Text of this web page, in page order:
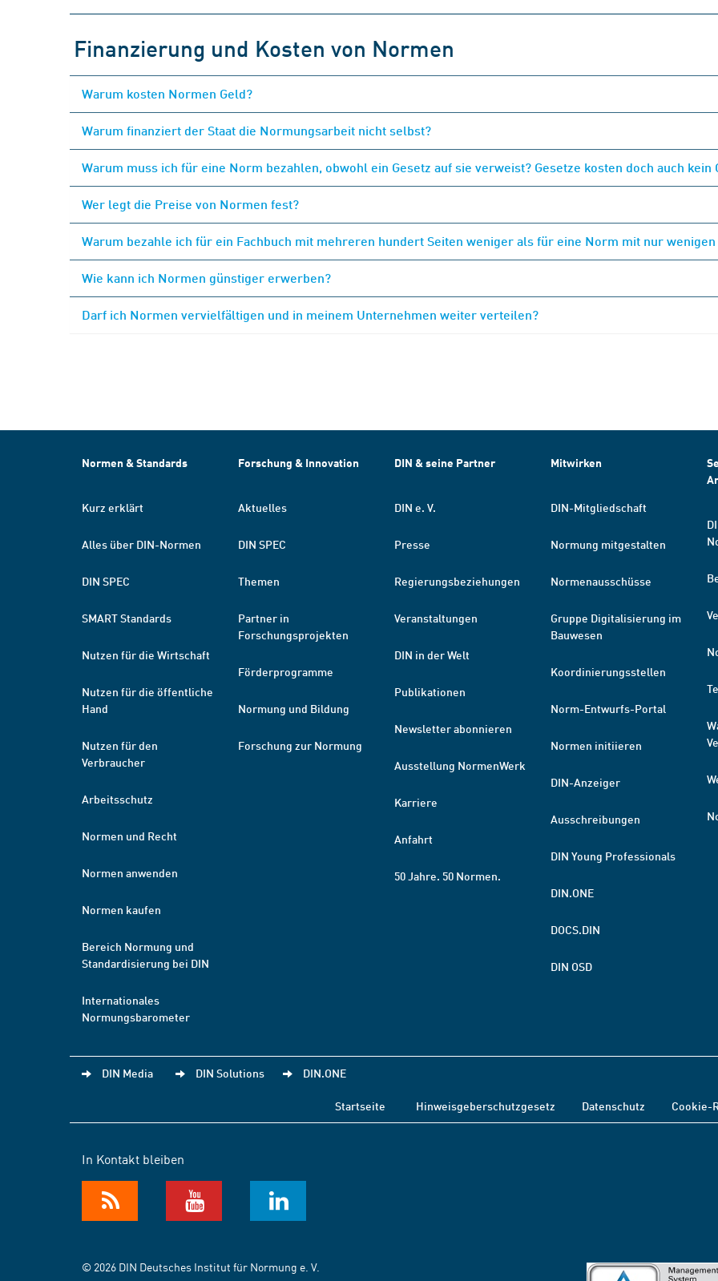
Finanzierung und Kosten von Normen
Warum kosten Normen Geld?
Warum finanziert der Staat die Normungsarbeit nicht selbst?
Warum muss ich für eine Norm bezahlen, obwohl ein Gesetz auf sie verweist? Gesetze kosten doch auch kein
Wer legt die Preise von Normen fest?
Warum bezahle ich für ein Fachbuch mit mehreren hundert Seiten weniger als für eine Norm mit nur wenigen
Wie kann ich Normen günstiger erwerben?
Darf ich Normen vervielfältigen und in meinem Unternehmen weiter verteilen?
Normen & Standards
Kurz erklärt
Alles über DIN-Normen
DIN SPEC
SMART Standards
Nutzen für die Wirtschaft
Nutzen für die öffentliche
Hand
Nutzen für den
Verbraucher
Arbeitsschutz
Normen und Recht
Normen anwenden
Normen kaufen
Bereich Normung und
Standardisierung bei DIN
Internationales
Normungsbarometer
Forschung & Innovation
Aktuelles
DIN SPEC
Themen
Partner in
Forschungsprojekten
Förderprogramme
Normung und Bildung
Forschung zur Normung
DIN & seine Partner
DIN e. V.
Presse
Regierungsbeziehungen
Veranstaltungen
DIN in der Welt
Publikationen
Newsletter abonnieren
Ausstellung NormenWerk
Karriere
Anfahrt
50 Jahre. 50 Normen.
Mitwirken
DIN-Mitgliedschaft
Normung mitgestalten
Normenausschüsse
Gruppe Digitalisierung im
Bauwesen
Koordinierungsstellen
Norm-Entwurfs-Portal
Normen initiieren
DIN-Anzeiger
Ausschreibungen
DIN Young Professionals
DIN.ONE
DOCS.DIN
DIN OSD
DIN Media DIN Solutions DIN.ONE
Startseite Hinweisgeberschutzgesetz Datenschutz Cookie-
In Kontakt bleiben
© 2026 DIN Deutsches Institut für Normung e. V.